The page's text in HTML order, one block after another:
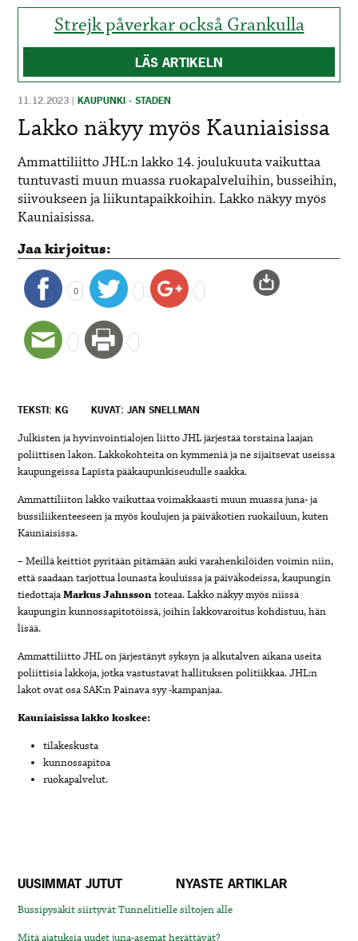
Strejk påverkar också Grankulla
LÄS ARTIKELN
11.12.2023 |KAUPUNKI - STADEN
Lakko näkyy myös Kauniaisissa
Ammattiliitto JHL:n lakko 14. joulukuuta vaikuttaa
tuntuvasti muun muassa ruokapalveluihin, busseihin,
siivoukseen ja liikuntapaikkoihin. Lakko näkyy myös
Kauniaisissa.
Jaa kirjoitus:
0
TEKSTI: KG KUVAT: JAN SNELLMAN
Julkisten ja hyvinvointialojen liitto JHL järjestää torstaina laajan
poliittisen lakon. Lakkokohteita on kymmeniä ja ne sijaitsevat useissa
kaupungeissa Lapista pääkaupunkiseudulle saakka.
Ammattiliiton lakko vaikuttaa voimakkaasti muun muassa juna- ja
bussiliikenteeseen ja myös koulujen ja päiväkotien ruokailuun, kuten
Kauniaisissa.
– Meillä keittiöt pyritään pitämään auki varahenkilöiden voimin niin,
että saadaan tarjottua lounasta kouluissa ja päiväkodeissa, kaupungin
tiedottajaMarkus Jahnssontoteaa. Lakko näkyy myös niissä
kaupungin kunnossapitotöissä, joihin lakkovaroitus kohdistuu, hän
lisää.
Ammattiliitto JHL on järjestänyt syksyn ja alkutalven aikana useita
poliittisia lakkoja, jotka vastustavat hallituksen politiikkaa.JHL:n
lakot ovat osa SAK:n Painava syy -kampanjaa.
Kauniaisissa lakko koskee:
tilakeskusta
kunnossapitoa
ruokapalvelut.
UUSIMMAT JUTUT NYASTE ARTIKLAR
Bussipysäkit siirtyvät Tunnelitielle siltojen alle
Mitä ajatuksia uudet juna-asemat herättävät?